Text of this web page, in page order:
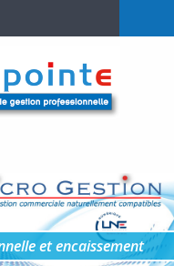
et encaissement